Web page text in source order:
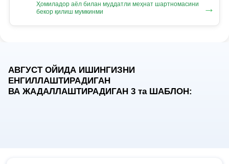
Ҳомиладор аёл билан муддатли меҳнат шартномасини
бекор қилиш мумкинми
→
АВГУСТ ОЙИДА ИШИНГИЗНИ
ЕНГИЛЛАШТИРАДИГАН
ВА ЖАДАЛЛАШТИРАДИГАН 3 таШАБЛОН: